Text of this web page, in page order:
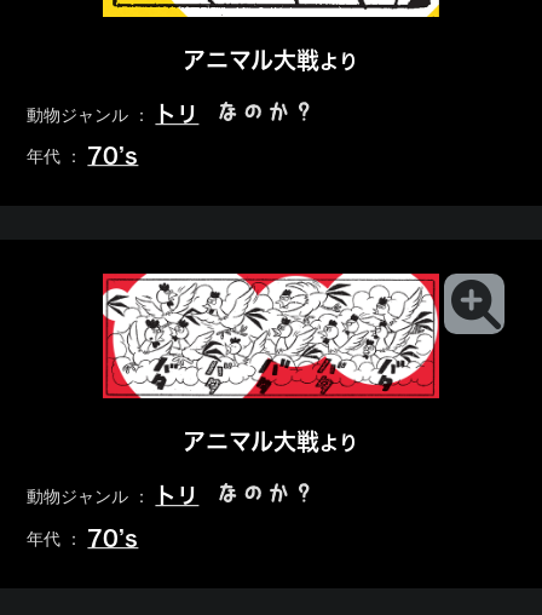
アニマル大戦より
動物ジャンル ： トリ なのか？
年代 ： 70’s
アニマル大戦より
動物ジャンル ： トリ なのか？
年代 ： 70’s